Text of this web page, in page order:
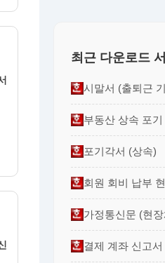
최근 다운로드
시말서 (출퇴근
부동산 상속 포기
포기각서 (상속)
회원 회비 납부
가정통신문 (현
결제 계좌 신고서